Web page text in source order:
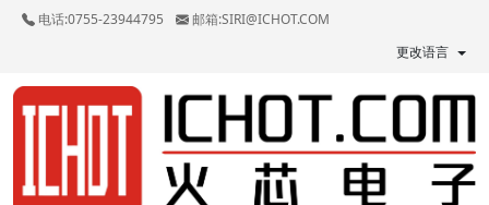
电话:0755-23944795
邮箱:SIRI@ICHOT.COM
更改语言